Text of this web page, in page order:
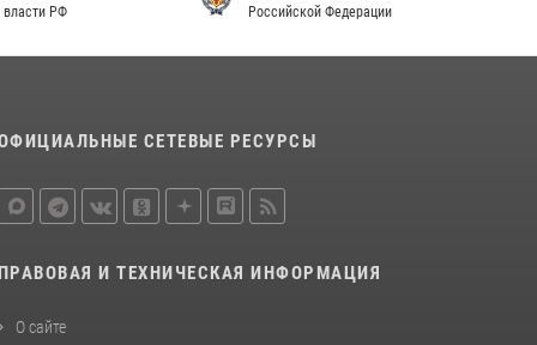
30 июля 2026, 08:00 1
злоумышленников, напавших на бригаду
14 июля 2026, 12:20 1
конференция по обобщению боевого опыта
Российской Федерации
СЕТЕВЫЕ РЕСУРСЫ
ПРАВОВАЯ И ТЕХНИЧЕСКАЯ ИНФОРМАЦИЯ
О сайте